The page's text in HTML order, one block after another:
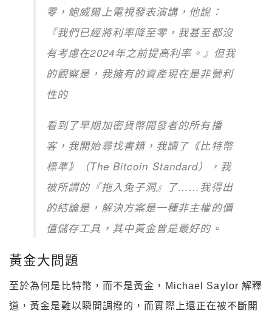
零，鮑威爾上電視發表演講，他說：
『我們已經將利率降至零，我甚至都沒
有考慮在2024年之前提高利率。』但我
的觀察是，我擁有的資產現在是非營利
性的
看到了早期加密貨幣開發者的所有播
客，我開始尋找書籍，我讀了《比特幣
標準》（The Bitcoin Standard），我
被所謂的『拖入兔子洞』了……我得出
的結論是，解決方案是一種非主權的價
值儲存工具，其中黃金曾是最好的。
黃金大問題
至於為何是比特幣，而不是黃金，Michael Saylor 解釋
道，黃金是難以瞬間調撥的，而實際上還正在被不斷開